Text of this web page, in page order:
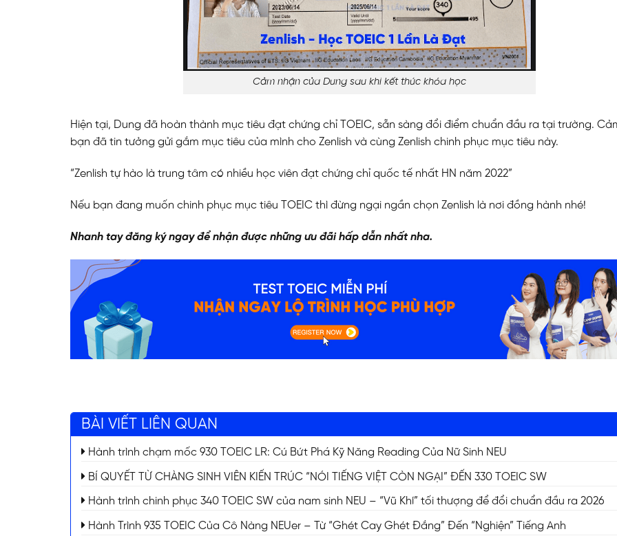
Cảm nhận của Dung sau khi kết thúc khóa học
Hiện tại, Dung đã hoàn thành mục tiêu đạt chứng chỉ TOEIC, sẵn sàng đổi điểm chuẩn đầu ra tại trường.
bạn đã tin tưởng gửi gắm mục tiêu của mình cho Zenlish và cùng Zenlish chinh phục mục tiêu này.
“Zenlish tự hào là trung tâm có nhiều học viên đạt chứng chỉ quốc tế nhất HN năm 2022”
Nếu bạn đang muốn chinh phục mục tiêu TOEIC thì đừng ngại ngần chọn Zenlish là nơi đồng hành nhé!
Nhanh tay đăng ký ngay để nhận được những ưu đãi hấp dẫn nhất nha.
BÀI VIẾT LIÊN QUAN
Hành trình chạm mốc 930 TOEIC LR: Cú Bứt Phá Kỹ Năng Reading Của Nữ Sinh NEU
BÍ QUYẾT TỪ CHÀNG SINH VIÊN KIẾN TRÚC “NÓI TIẾNG VIỆT CÒN NGẠI” ĐẾN 330 TOEIC SW
Hành trình chinh phục 340 TOEIC SW của nam sinh NEU – “Vũ Khí” tối thượng để đổi chuẩn đầu ra 2026
Hành Trình 935 TOEIC Của Cô Nàng NEUer – Từ “Ghét Cay Ghét Đắng” Đến “Nghiện” Tiếng Anh